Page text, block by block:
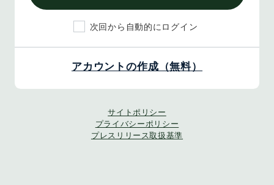
次回から自動的にログイン
アカウントの作成（無料）
サイトポリシー
プライバシーポリシー
プレスリリース取扱基準